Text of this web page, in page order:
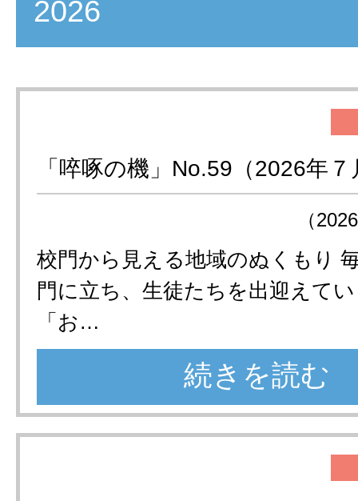
2026
「啐啄の機」No.59（2026年
（
校門から見える地域のぬくもり
門に立ち、生徒たちを出迎えて
「お…
続きを読む